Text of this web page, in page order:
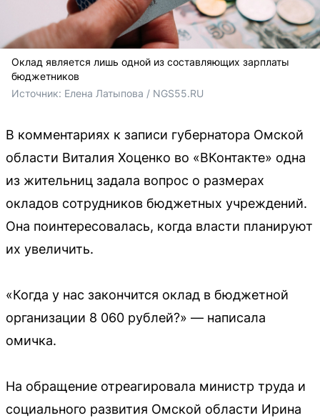
Оклад является лишь одной из составляющих зарплаты
бюджетников
Источник: Елена Латыпова / NGS55.RU
В комментариях к записи губернатора Омской
области Виталия Хоценко во «ВКонтакте» одна
из жительниц задала вопрос о размерах
окладов сотрудников бюджетных учреждений.
Она поинтересовалась, когда власти планируют
их увеличить.
«Когда у нас закончится оклад в бюджетной
организации 8 060 рублей?» — написала
омичка.
На обращение отреагировала министр труда и
социального развития Омской области Ирина